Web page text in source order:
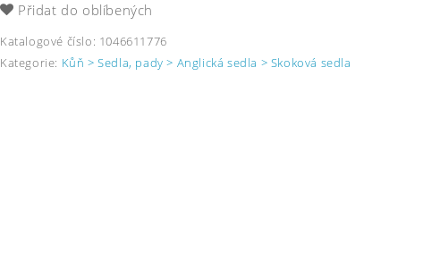
Přidat do oblíbených
Katalogové číslo: 1046611776
Kategorie: Kůň > Sedla, pady > Anglická sedla > Skoková sedla